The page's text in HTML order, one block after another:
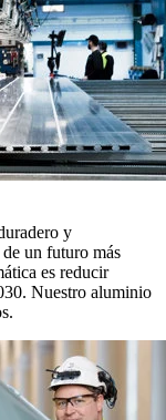
y
un futuro más
es reducir
Nuestro aluminio